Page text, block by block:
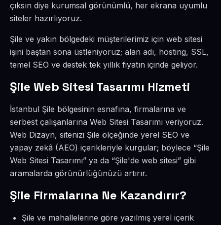
çıksın diye kurumsal görünümlü, her ekrana uyumlu
siteler hazırlıyoruz.
Şile ve yakın bölgedeki müşterilerimiz için web sitesi
işini baştan sona üstleniyoruz; alan adı, hosting, SSL,
temel SEO ve destek tek yıllık fiyatın içinde geliyor.
Şile Web Sitesi Tasarımı Hizmeti
İstanbul Şile bölgesinin esnafına, firmalarına ve
serbest çalışanlarına Web Sitesi Tasarımı veriyoruz.
Web Dizayn, sitenizi Şile ölçeğinde yerel SEO ve
yapay zekâ (AEO) içerikleriyle kurgular; böylece “Şile
Web Sitesi Tasarımı” ya da “Şile'de web sitesi” gibi
aramalarda görünürlüğünüzü artırır.
Şile Firmalarına Ne Kazandırır?
Şile ve mahallelerine göre yazılmış yerel içerik